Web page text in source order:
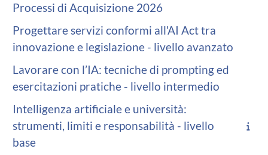
Processi di Acquisizione 2026
Progettare servizi conformi all'AI Act tra
innovazione e legislazione - livello avanzato
Lavorare con l’IA: tecniche di prompting ed
esercitazioni pratiche - livello intermedio
Intelligenza artificiale e università:
strumenti, limiti e responsabilità - livello
base